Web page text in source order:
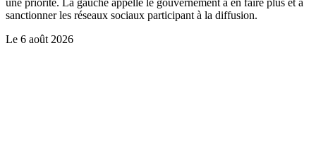
sanctionner les réseaux sociaux participant à la diffusion.
Le 6 août 2026